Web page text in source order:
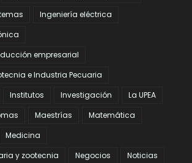
Ingeniería eléctrica
empresarial
e Industria Pecuaria
Institutos Investigación
La UPEA
Maestrías
Matemática
Medicina
y zootecnia
Negocios Noticias